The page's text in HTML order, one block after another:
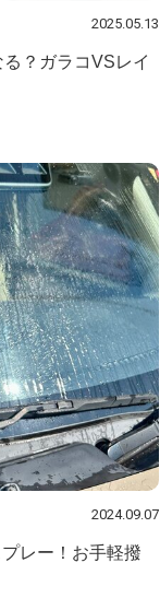
2025.05.13
？ガラコVSレイ
2024.09.07
レー！お手軽撥